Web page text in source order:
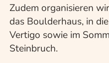
Zudem organisieren
das Boulderhaus, in
Vertigo sowie im
Steinbruch.